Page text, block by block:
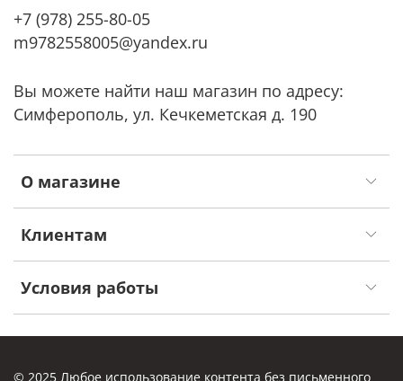
О магазине
Клиентам
Условия работы
+7 (978) 255-80-05
m9782558005@yandex.ru
Вы можете найти наш магазин по адресу:
Симферополь, ул. Кечкеметская д. 190
© 2025 Любое использование контента без письменного